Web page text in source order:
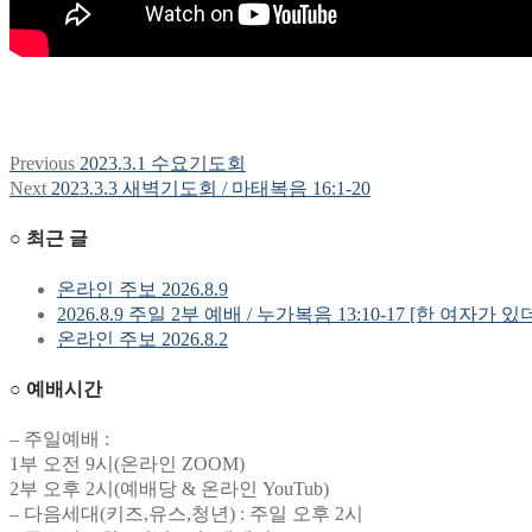
글
색
Previous Previous
post:
2023.3.1 수요기도회
Next Next
2023.3.3 새벽기도회 / 마태복음 16:1-20
○ 최근 글
온라인 주보 2026.8.9
2026.8.9 주일 2부 예배 / 누가복음 13:10-17 [한 여자가 있
온라인 주보 2026.8.2
○ 예배시간
– 주일예배 :
1부 오전 9시(온라인 ZOOM)
2부 오후 2시(예배당 & 온라인 YouTub)
– 다음세대(키즈,유스,청년) : 주일 오후 2시